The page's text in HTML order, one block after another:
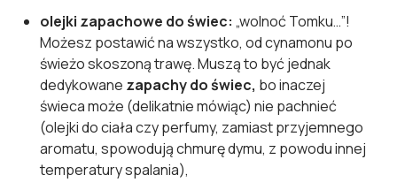
olejki zapachowe do świec: „wolnoć Tomku…”!
Możesz postawić na wszystko, od cynamonu po
świeżo skoszoną trawę. Muszą to być jednak
dedykowane zapachy do świec, bo inaczej
świeca może (delikatnie mówiąc) nie pachnieć
(olejki do ciała czy perfumy, zamiast przyjemnego
aromatu, spowodują chmurę dymu, z powodu innej
temperatury spalania),